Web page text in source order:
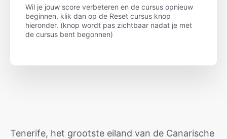
Tenerife, het grootste eiland van de Canarische
Wil je jouw score verbeteren en de cursus opnieuw
beginnen, klik dan op de Reset cursus knop
hieronder. (knop wordt pas zichtbaar nadat je met
de cursus bent begonnen)